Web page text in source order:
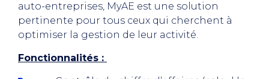
auto-entreprises, MyAE est une solution
pertinente pour tous ceux qui cherchent à
optimiser la gestion de leur activité.
Fonctionnalités :